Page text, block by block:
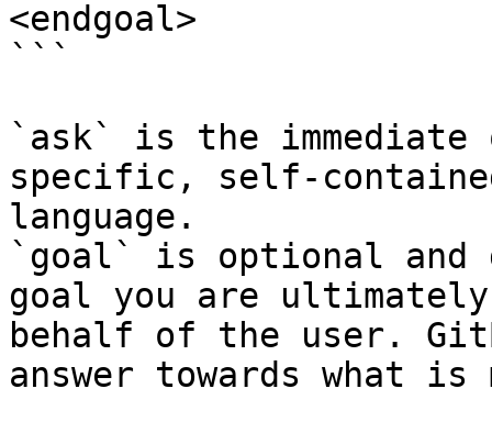
<endgoal>
```
`ask` is the
specific, self-
language.
`goal` is optional and
goal you are
behalf of the user.
answer towards what